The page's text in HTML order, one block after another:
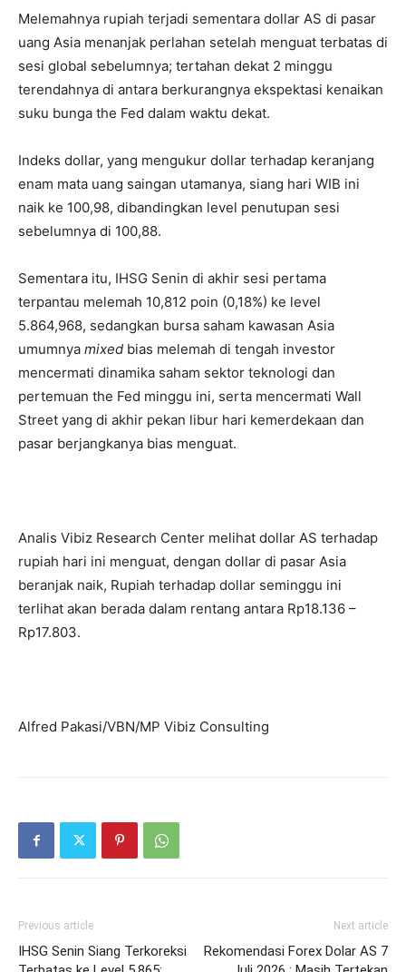
Melemahnya rupiah terjadi sementara dollar AS di pasar
uang Asia menanjak perlahan setelah menguat terbatas di
sesi global sebelumnya; tertahan dekat 2 minggu
terendahnya di antara berkurangnya ekspektasi kenaikan
suku bunga the Fed dalam waktu dekat.
Indeks dollar, yang mengukur dollar terhadap keranjang
enam mata uang saingan utamanya, siang hari WIB ini
naik ke 100,98, dibandingkan level penutupan sesi
sebelumnya di 100,88.
Sementara itu, IHSG Senin di akhir sesi pertama
terpantau melemah 10,812 poin (0,18%) ke level
5.864,968, sedangkan bursa saham kawasan Asia
umumnya mixed bias melemah di tengah investor
mencermati dinamika saham sektor teknologi dan
pertemuan the Fed minggu ini, serta mencermati Wall
Street yang di akhir pekan libur hari kemerdekaan dan
pasar berjangkanya bias menguat.
Analis Vibiz Research Center melihat dollar AS terhadap
rupiah hari ini menguat, dengan dollar di pasar Asia
beranjak naik, Rupiah terhadap dollar seminggu ini
terlihat akan berada dalam rentang antara Rp18.136 –
Rp17.803.
Alfred Pakasi/VBN/MP Vibiz Consulting
Previous article
IHSG Senin Siang Terkoreksi
Next article
Rekomendasi Forex Dolar AS 7